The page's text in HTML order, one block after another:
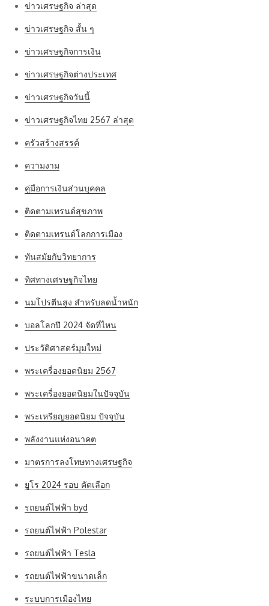
ข่าวเศรษฐกิจ ล่าสุด
ข่าวเศรษฐกิจ สั้น ๆ
ข่าวเศรษฐกิจการเงิน
ข่าวเศรษฐกิจต่างประเทศ
ข่าวเศรษฐกิจวันนี้
ข่าวเศรษฐกิจไทย 2567 ล่าสุด
ครัวสร้างสรรค์
ความงาม
คู่มือการเงินส่วนบุคคล
ติดตามเทรนด์สุขภาพ
ติดตามเทรนด์โลกการเมือง
ทันสมัยกับวิทยาการ
ทิศทางเศรษฐกิจไทย
นมโปรตีนสูง สำหรับลดน้ำหนัก
บอลโลกปี 2024 จัดที่ไหน
ประวัติศาสตร์มุมใหม่
พระเครื่องยอดนิยม 2567
พระเครื่องยอดนิยมในปัจจุบัน
พระเหรียญยอดนิยม ปัจจุบัน
พลังงานแห่งอนาคต
มาตรการลงโทษทางเศรษฐกิจ
ยูโร 2024 รอบ คัดเลือก
รถยนต์ไฟฟ้า byd
รถยนต์ไฟฟ้า Polestar
รถยนต์ไฟฟ้า Tesla
รถยนต์ไฟฟ้าขนาดเล็ก
ระบบการเมืองไทย